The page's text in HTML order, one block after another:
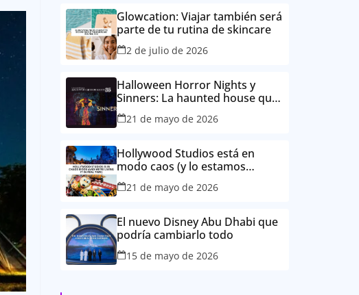
Glowcation: Viajar también será
parte de tu rutina de skincare
2 de julio de 2026
Halloween Horror Nights y
Sinners: La haunted house que
promete romper TikTok este
otoño
21 de mayo de 2026
Hollywood Studios está en
modo caos (y lo estamos
viviendo en tiempo real)
21 de mayo de 2026
El nuevo Disney Abu Dhabi que
podría cambiarlo todo
15 de mayo de 2026